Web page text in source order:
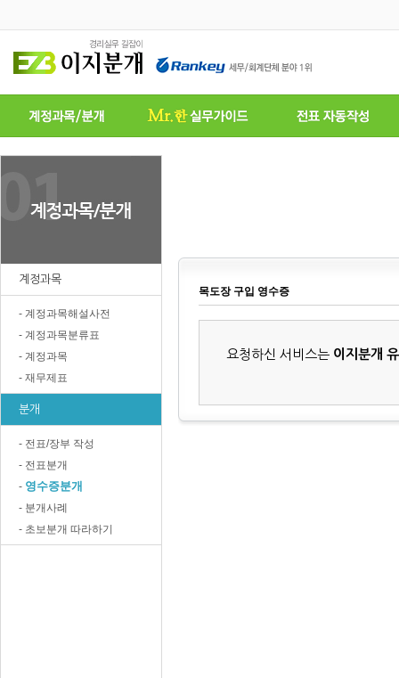
계정과목
- 계정과목해설사전
- 계정과목분류표
- 계정과목
- 재무제표
분개
- 전표/장부 작성
- 전표분개
- 영수증분개
- 분개사례
- 초보분개 따라하기
목도장 구입 영수증
요청하신 서비스는 이지분개